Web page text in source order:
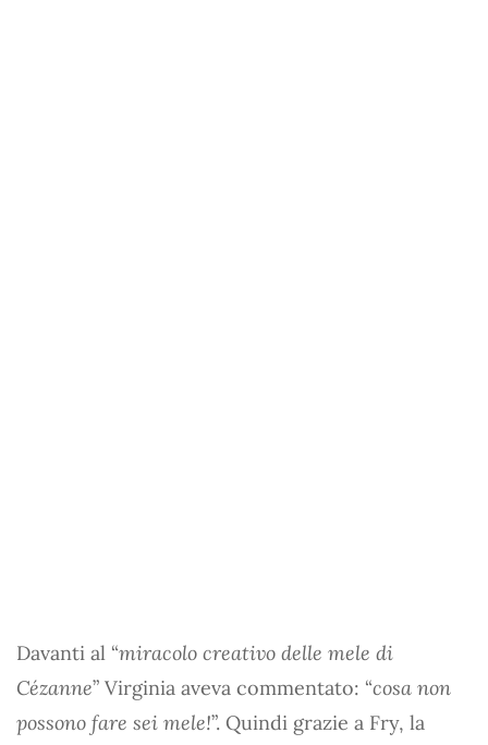
Davanti al “miracolo creativo delle mele di
Cézanne” Virginia aveva commentato: “cosa non
possono fare sei mele!”. Quindi grazie a Fry, la